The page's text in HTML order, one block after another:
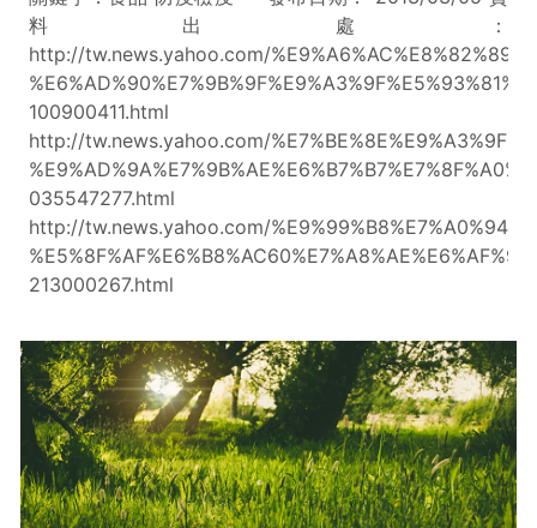
料出處：
http://tw.news.yahoo.com/
100900411.html
http://tw.news.yahoo.com/
035547277.html
http://tw.news.yahoo.com/
%E5%8F%AF%E6%B8%AC60%E7%A8%AE%E6%AF%92-
213000267.html